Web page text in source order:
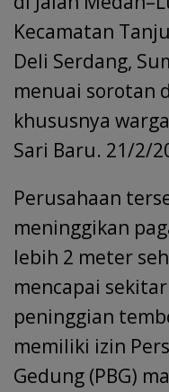
Kecamatan
Deli Serdang,
menuai sorotan
khususnya
Sari Baru. 21/2/
Perusahaan
meninggikan
lebih 2 meter
mencapai
peninggian
memiliki izin
Gedung (PBG)